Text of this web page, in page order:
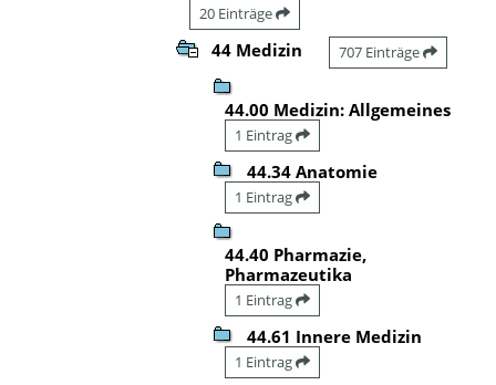
20 Einträge
44 Medizin 707 Einträge
44.00 Medizin: Allgemeines
1 Eintrag
44.34 Anatomie
1 Eintrag
44.40 Pharmazie,
Pharmazeutika
1 Eintrag
44.61 Innere Medizin
1 Eintrag